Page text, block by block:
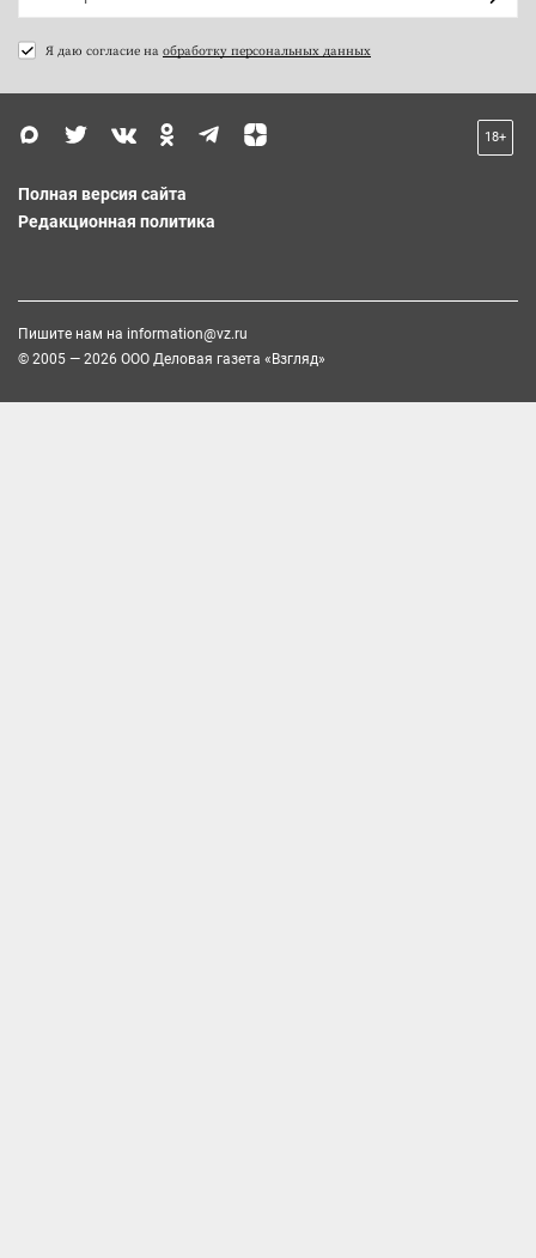
Я даю согласие на обработку персональных данных
18+
Полная версия сайта
Редакционная политика
Пишите нам на information@vz.ru
© 2005 — 2026 ООО Деловая газета «Взгляд»